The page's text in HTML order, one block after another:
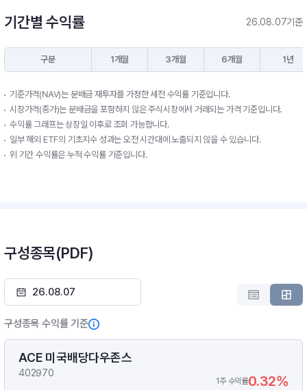
기간별 수익률 26.08.07기준
구분 1개월 3개월 6개월 1년
기준가격(NAV)는 분배금 재투자를 가정한 세전 수익률 기준입니다.
시장가격(종가)는 분배금을 포함하지 않은 주식시장에서 거래되는 가격 기준입니다.
수익률 그래프는 상장일 이후로 조회 가능합니다.
일부 해외 ETF의 기초지수 성과는 오전 시간대에 노출되지 않을 수 있습니다.
위 기간 수익률은 누적 수익률 기준입니다.
구성종목(PDF)
구성종목 수익률 기준
ACE 미국배당다우존스
402970
1주 수익률0.32%